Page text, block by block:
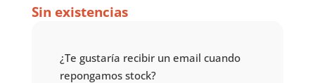
Sin existencias
¿Te gustaría recibir un email cuando
repongamos stock?